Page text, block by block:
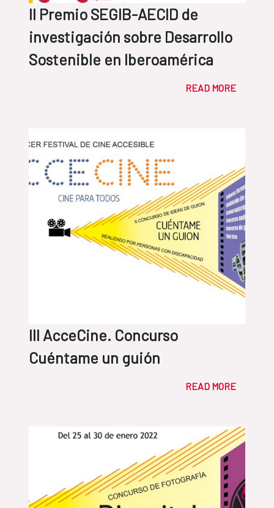
II Premio SEGIB-AECID de
investigación sobre Desarrollo
Sostenible en Iberoamérica
READ MORE
III AcceCine. Concurso
Cuéntame un guión
READ MORE